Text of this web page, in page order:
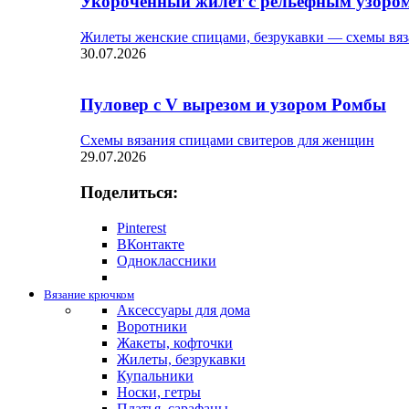
Жилеты женские спицами, безрукавки — схемы
30.07.2026
Пуловер с V вырезом и узором Ромбы
Схемы вязания спицами свитеров для женщин
29.07.2026
Поделиться:
Pinterest
ВКонтакте
Одноклассники
Вязание крючком
Аксессуары для дома
Воротники
Жакеты, кофточки
Жилеты, безрукавки
Купальники
Носки, гетры